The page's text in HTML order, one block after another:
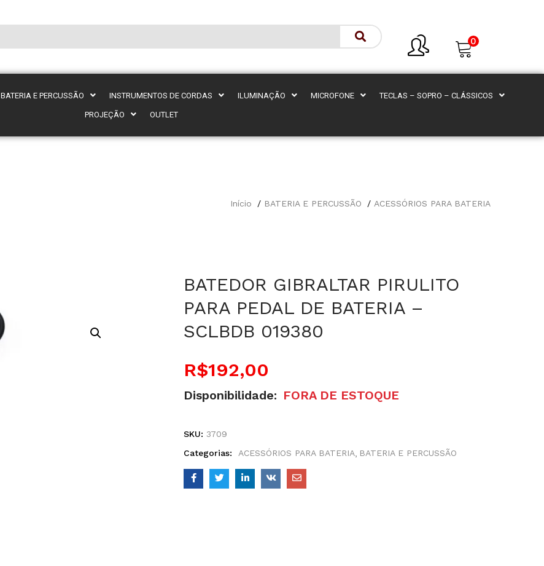
0
BATERIA E PERCUSSÃO INSTRUMENTOS DE CORDAS ILUMINAÇÃO MICROFONE TECLAS – SOPRO – CLÁSSICOS
PROJEÇÃO OUTLET
Início BATERIA E PERCUSSÃO ACESSÓRIOS PARA BATERIA
BATEDOR GIBRALTAR PIRULITO
PARA PEDAL DE BATERIA –
SCLBDB 019380
R$192,00
Disponibilidade: FORA DE ESTOQUE
SKU: 3709
Categorias:
ACESSÓRIOS PARA BATERIA BATERIA E PERCUSSÃO